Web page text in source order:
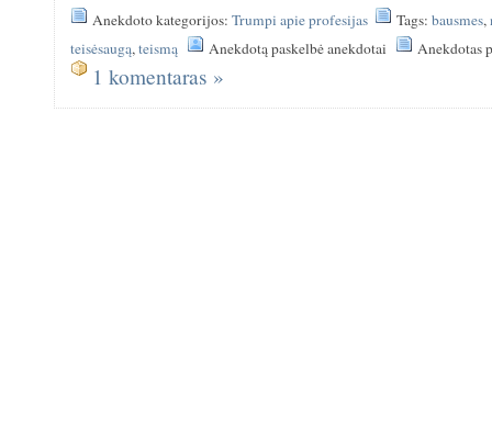
Anekdoto kategorijos:Trumpi apie profesijas Tags:bausmes,
teisėsaugą,teismą Anekdotą paskelbė anekdotai Anekdotas
1 komentaras »